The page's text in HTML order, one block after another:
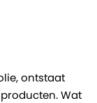
ontstaat
Wat